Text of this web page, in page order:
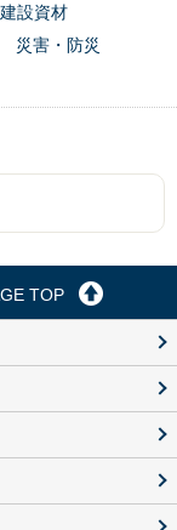
建設資材
災害・防災
TOP